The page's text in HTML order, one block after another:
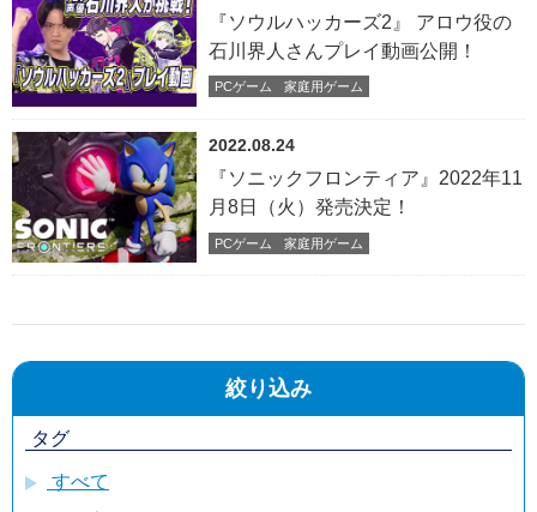
PCゲーム 家庭用ゲーム
『ソウルハッカーズ2』 アロウ役の
石川界人さんプレイ動画公開！
2022.08.24
PCゲーム 家庭用ゲーム
『ソニックフロンティア』2022年11
月8日（火）発売決定！
絞り込み
タグ
すべて